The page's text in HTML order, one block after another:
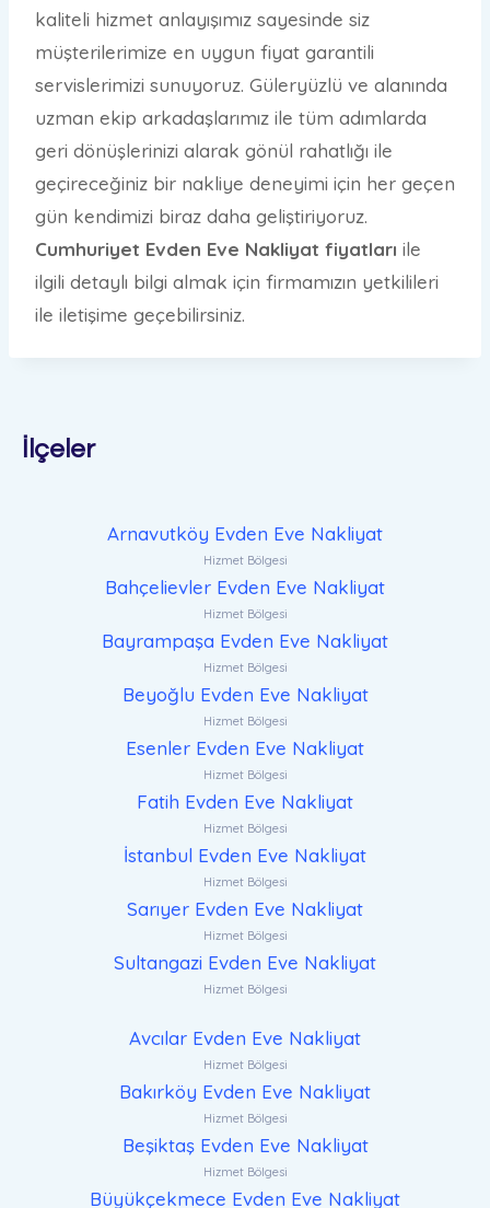
kaliteli hizmet anlayışımız sayesinde siz
müşterilerimize en uygun fiyat garantili
servislerimizi sunuyoruz. Güleryüzlü ve alanında
uzman ekip arkadaşlarımız ile tüm adımlarda
geri dönüşlerinizi alarak gönül rahatlığı ile
geçireceğiniz bir nakliye deneyimi için her geçen
gün kendimizi biraz daha geliştiriyoruz.
Cumhuriyet Evden Eve Nakliyat fiyatları ile
ilgili detaylı bilgi almak için firmamızın yetkilileri
ile iletişime geçebilirsiniz.
İlçeler
Arnavutköy Evden Eve Nakliyat
Hizmet Bölgesi
Bahçelievler Evden Eve Nakliyat
Hizmet Bölgesi
Bayrampaşa Evden Eve Nakliyat
Hizmet Bölgesi
Beyoğlu Evden Eve Nakliyat
Hizmet Bölgesi
Esenler Evden Eve Nakliyat
Hizmet Bölgesi
Fatih Evden Eve Nakliyat
Hizmet Bölgesi
İstanbul Evden Eve Nakliyat
Hizmet Bölgesi
Sarıyer Evden Eve Nakliyat
Hizmet Bölgesi
Sultangazi Evden Eve Nakliyat
Hizmet Bölgesi
Avcılar Evden Eve Nakliyat
Hizmet Bölgesi
Bakırköy Evden Eve Nakliyat
Hizmet Bölgesi
Beşiktaş Evden Eve Nakliyat
Hizmet Bölgesi
Büyükçekmece Evden Eve Nakliyat